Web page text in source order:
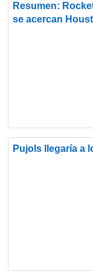
Resumen:
se acercan
Pujols llegaría a